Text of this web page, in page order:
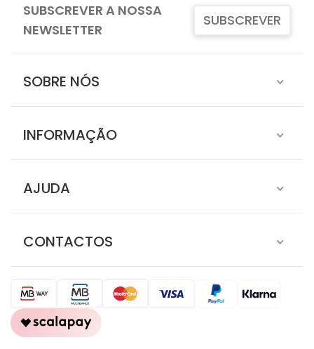
SUBSCREVER A NOSSA
NEWSLETTER
SUBSCREVER
SOBRE NÓS
INFORMAÇÃO
AJUDA
CONTACTOS